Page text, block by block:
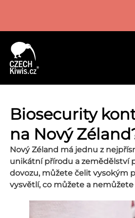
Biosecurity
na Nový
Nový Zéland má jednu z
unikátní přírodu a zemědělství
dovozu, můžete čelit vysokým
vysvětlí, co můžete a